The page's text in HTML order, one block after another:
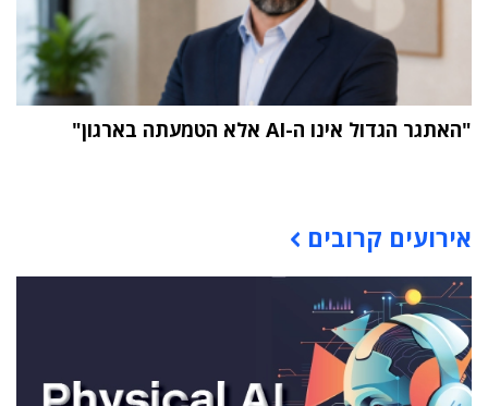
"האתגר הגדול אינו ה-AI אלא הטמעתה בארגון"
אירועים קרובים